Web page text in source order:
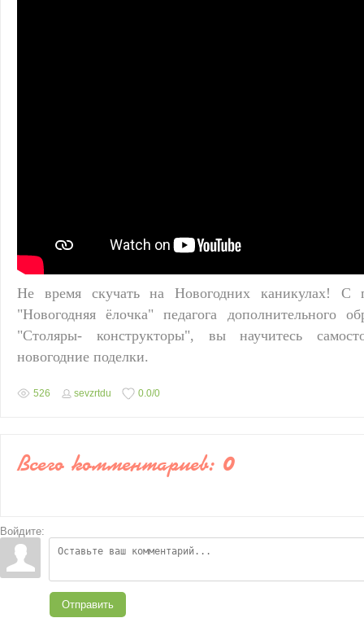
Не время скучать на Новогодних каникулах! С
"Новогодняя ёлочка" педагога дополнительного
"Столяры- конструкторы", вы научитесь
новогодние поделки.
526 sevzrtdu 0.0/0
Всего комментариев: 0
Войдите:
Отправить